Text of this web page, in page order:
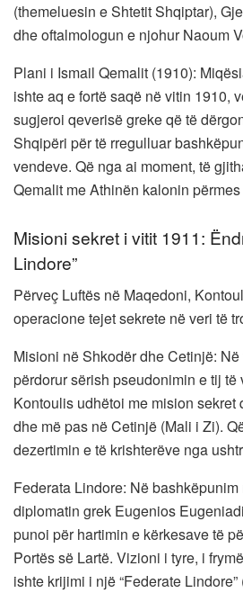
(themeluesin e Shtetit Shqiptar),
dhe oftalmologun e njohur Naoum
Plani i Ismail Qemalit (1910):
ishte aq e fortë saqë në vitin 1910,
sugjeroi qeverisë greke që të
Shqipëri për të rregulluar
vendeve. Që nga ai moment, të
Qemalit me Athinën kalonin
Misioni sekret i vitit 1911:
Lindore”
Përveç Luftës në Maqedoni,
operacione tejet sekrete në veri të
Misioni në Shkodër dhe Cetinjë:
përdorur sërish pseudonimin e tij të
Kontoulis udhëtoi me mision sekret
dhe më pas në Cetinjë (Mali i Zi).
dezertimin e të krishterëve nga
Federata Lindore: Në
diplomatin grek Eugenios
punoi për hartimin e kërkesave të
Portës së Lartë. Vizioni i tyre, i
ishte krijimi i një “Federate